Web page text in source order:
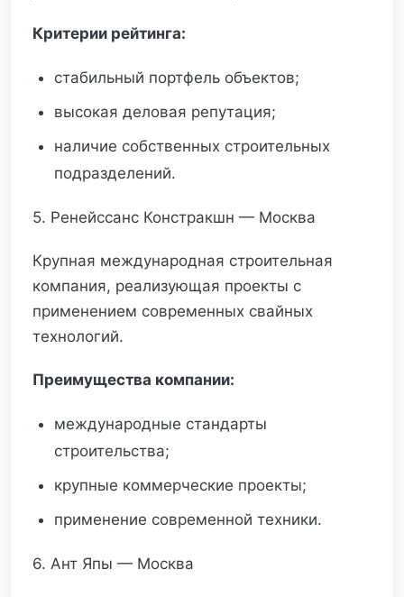
Критерии рейтинга:
стабильный портфель объектов;
высокая деловая репутация;
наличие собственных строительных
подразделений.
5. Ренейссанс Констракшн — Москва
Крупная международная строительная
компания, реализующая проекты с
применением современных свайных
технологий.
Преимущества компании:
международные стандарты
строительства;
крупные коммерческие проекты;
применение современной техники.
6. Ант Япы — Москва